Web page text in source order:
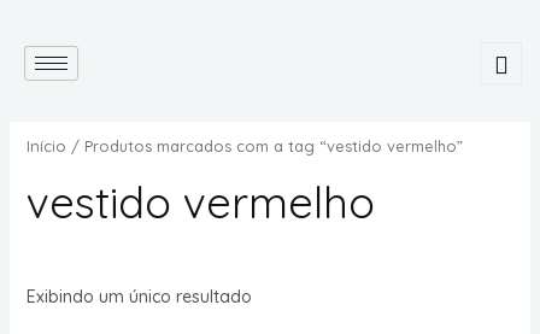
Início / Produtos marcados com a tag “vestido vermelho”
vestido vermelho
Exibindo um único resultado